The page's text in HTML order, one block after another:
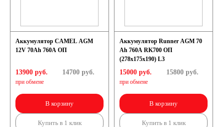
Аккумулятор CAMEL AGM
12V 70Ah 760А ОП
13900 руб.
при обмене
14700руб.
В корзину
Купить в 1 клик
Аккумулятор Runner AGM 70
Ah 760A RK700 ОП
(278х175х190) L3
15000 руб.
при обмене
15800руб.
В корзину
Купить в 1 клик